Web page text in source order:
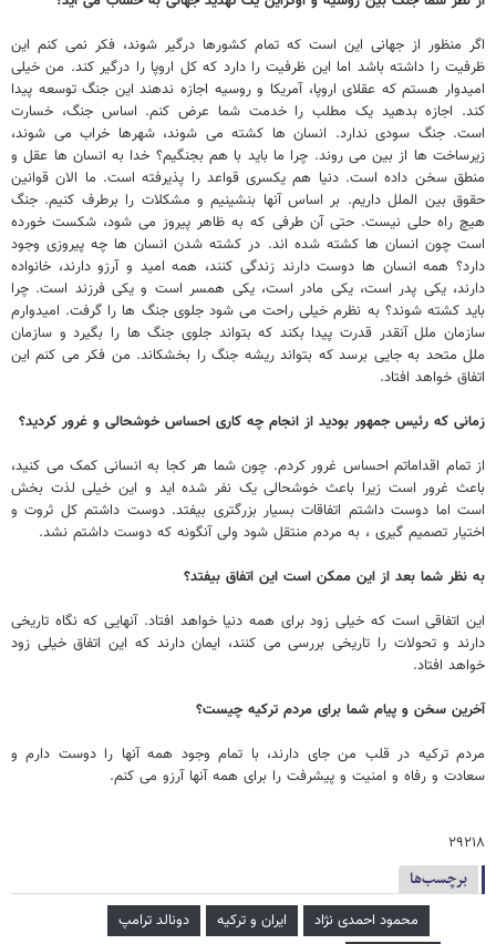
اگر منظور از جهانی این است که تمام کشورها درگیر شوند، فکر نمی کنم این
ظرفیت را داشته باشد اما این ظرفیت را دارد که کل اروپا را درگیر کند. من خیلی
امیدوار هستم که عقلای اروپا، آمریکا و روسیه اجازه ندهند این جنگ توسعه پیدا
کند. اجازه بدهید یک مطلب را خدمت شما عرض کنم. اساس جنگ، خسارت
است. جنگ سودی ندارد. انسان ها کشته می شوند، شهرها خراب می شوند،
زیرساخت ها از بین می روند. چرا ما باید با هم بجنگیم؟ خدا به انسان ها عقل و
منطق سخن داده است. دنیا هم یکسری قواعد را پذیرفته است. ما الان قوانین
حقوق بین الملل داریم. بر اساس آنها بنشینیم و مشکلات را برطرف کنیم. جنگ
هیچ راه حلی نیست. حتی آن طرفی که به ظاهر پیروز می شود، شکست خورده
است چون انسان ها کشته شده اند. در کشته شدن انسان ها چه پیروزی وجود
دارد؟ همه انسان ها دوست دارند زندگی کنند، همه امید و آرزو دارند، خانواده
دارند، یکی پدر است، یکی مادر است، یکی همسر است و یکی فرزند است. چرا
باید کشته شوند؟ به نظرم خیلی راحت می شود جلوی جنگ ها را گرفت. امیدوارم
سازمان ملل آنقدر قدرت پیدا بکند که بتواند جلوی جنگ ها را بگیرد و سازمان
ملل متحد به جایی برسد که بتواند ریشه جنگ را بخشکاند. من فکر می کنم این
اتفاق خواهد افتاد.
زمانی که رئیس جمهور بودید از انجام چه کاری احساس خوشحالی و غرور کردید؟
از تمام اقداماتم احساس غرور کردم. چون شما هر کجا به انسانی کمک می کنید،
باعث غرور است زیرا باعث خوشحالی یک نفر شده اید و این خیلی لذت بخش
است اما دوست داشتم اتفاقات بسیار بزرگتری بیفتد. دوست داشتم کل ثروت و
اختیار تصمیم گیری ، به مردم منتقل شود ولی آنگونه که دوست داشتم نشد.
به نظر شما بعد از این ممکن است این اتفاق بیفتد؟
این اتفاقی است که خیلی زود برای همه دنیا خواهد افتاد. آنهایی که نگاه تاریخی
دارند و تحولات را تاریخی بررسی می کنند، ایمان دارند که این اتفاق خیلی زود
خواهد افتاد.
آخرین سخن و پیام شما برای مردم ترکیه چیست؟
مردم ترکیه در قلب من جای دارند، با تمام وجود همه آنها را دوست دارم و
سعادت و رفاه و امنیت و پیشرفت را برای همه آنها آرزو می کنم.
۲۹۲۱۸
برچسب‌ها
محمود احمدی ‌نژاد ایران و ترکیه
دونالد ترامپ